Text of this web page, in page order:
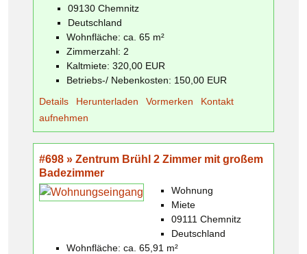
09130 Chemnitz
Deutschland
Wohnfläche: ca. 65 m²
Zimmerzahl: 2
Kaltmiete: 320,00 EUR
Betriebs-/ Nebenkosten: 150,00 EUR
Details
Herunterladen Vormerken
Kontakt
aufnehmen
#698 » Zentrum Brühl 2 Zimmer mit großem
Badezimmer
Wohnung
Miete
09111 Chemnitz
Deutschland
Wohnfläche: ca. 65,91 m²